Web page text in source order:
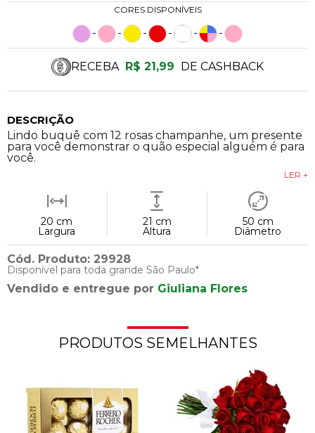
DESCRIÇÃO
Lindo buquê com 12 rosas champanhe, um presente
para você demonstrar o quão especial alguém é para
você.
LER +
CORES DISPONÍVEIS
20 cm
Largura
21 cm
Altura
50 cm
Diâmetro
Cód. Produto: 29928
Disponível para toda grande São Paulo*
Vendido e entregue por Giuliana Flores
RECEBA R$ 21,99 DE CASHBACK
PRODUTOS SEMELHANTES